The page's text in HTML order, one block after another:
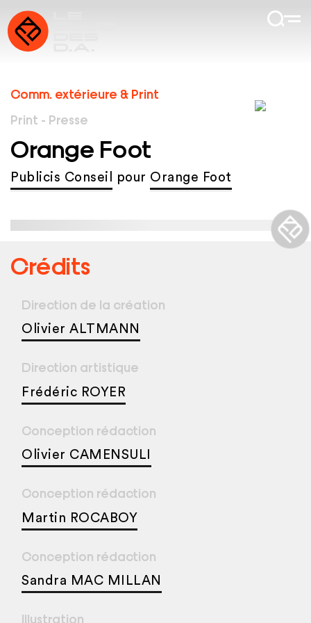
Comm. extérieure & Print
Print - Presse
Orange Foot
Publicis Conseil pour Orange Foot
Crédits
Direction de la création
Olivier ALTMANN
Direction artistique
Frédéric ROYER
Conception rédaction
Olivier CAMENSULI
Conception rédaction
Martin ROCABOY
Conception rédaction
Sandra MAC MILLAN
Illustration